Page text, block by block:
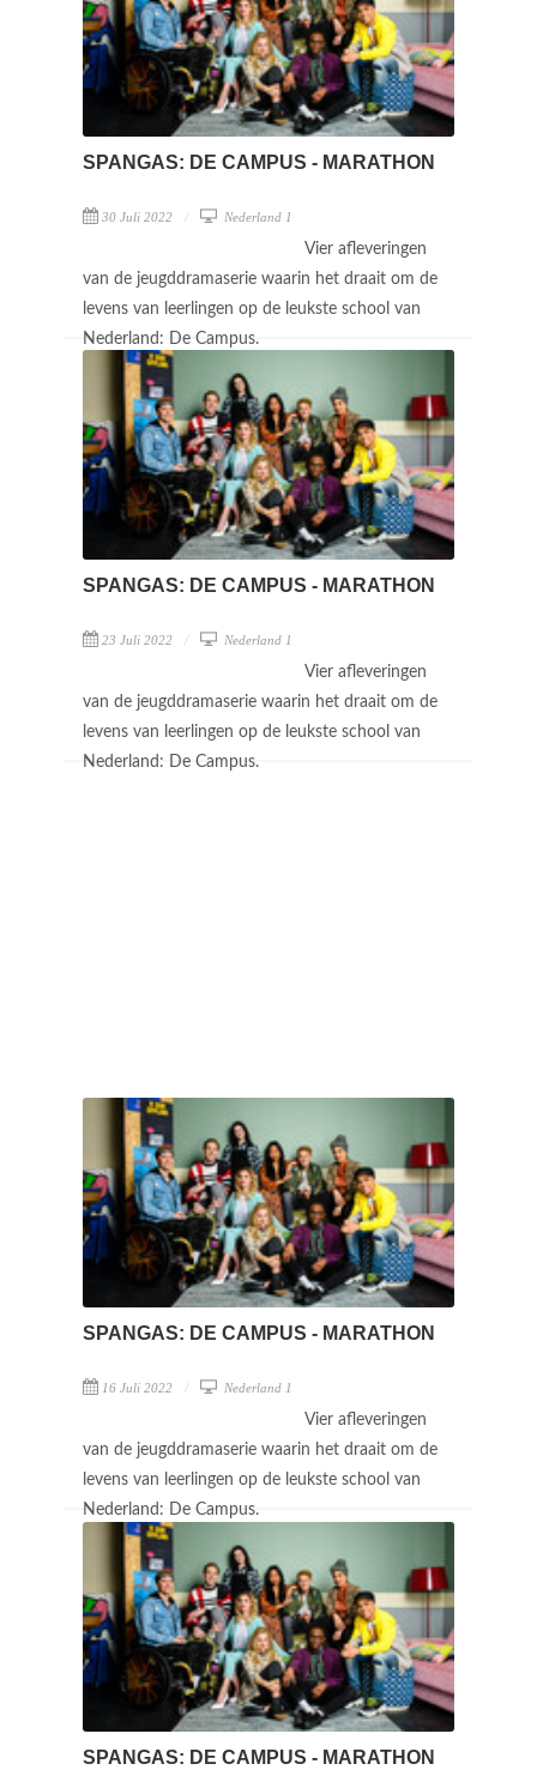
SPANGAS: DE CAMPUS - MARATHON
30 Juli 2022 Nederland 1
Vier afleveringen
van de jeugddramaserie waarin het draait om de
levens van leerlingen op de leukste school van
Nederland: De Campus.
SPANGAS: DE CAMPUS - MARATHON
23 Juli 2022 Nederland 1
Vier afleveringen
van de jeugddramaserie waarin het draait om de
levens van leerlingen op de leukste school van
Nederland: De Campus.
SPANGAS: DE CAMPUS - MARATHON
16 Juli 2022 Nederland 1
Vier afleveringen
van de jeugddramaserie waarin het draait om de
levens van leerlingen op de leukste school van
Nederland: De Campus.
SPANGAS: DE CAMPUS - MARATHON